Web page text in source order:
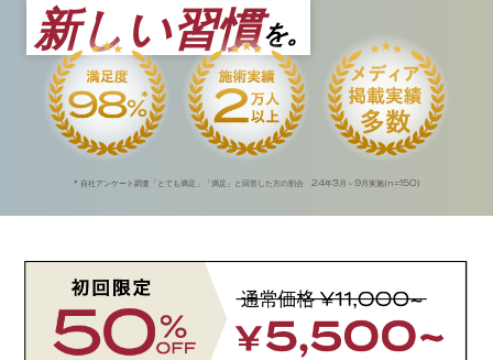
新しい習慣を。
* 自社アンケート調査「とても満足」「満足」と回答した方の割合 24年3月～ 9月実施(n=150)